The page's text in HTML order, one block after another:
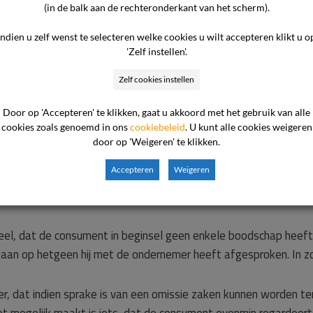
is en op basis van de door de netbeheerder
is de levering hervat. Voor het terugdraaien is technisch
het standpunt van de consument heeft bestreden, dat in
van de mogelijkheid, dat het contract beëindigd kan
dat de consument in beginsel geen enkele boodschap
op hetgeen hij met de ondernemer heeft afgesproken. In
dat indien sprake is van een omissie zaken kunnen worden
(in de balk aan de rechteronderkant van het scherm).
u zelf wenst te selecteren welke cookies u wilt accepteren klikt u
'Zelf instellen'.
Zelf cookies instellen
Door op 'Accepteren' te klikken, gaat u akkoord met het gebruik van alle
cookies zoals genoemd in onscookiebeleid. U kunt alle cookies weigeren
door op 'Weigeren' te klikken.
Accepteren Weigeren